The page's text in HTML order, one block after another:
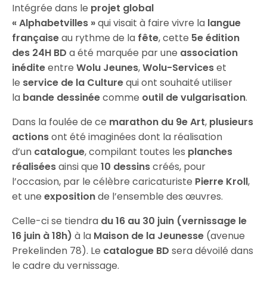
Intégrée dans le projet global
« Alphabetvilles »qui visait à faire vivre la langue
françaiseau rythme de la fête, cette 5e édition
des 24H BD a été marquée par une association
inéditeentreWolu Jeunes,Wolu-Serviceset
le service de la Culturequi ont souhaité utiliser
la bande dessinéecomme outil de vulgarisation.
Dans la foulée de ce marathon du 9e Art, plusieurs
actionsont été imaginées dont la réalisation
d’un catalogue, compilant toutes les planches
réaliséesainsi que10 dessinscréés, pour
l’occasion, par le célèbre caricaturiste Pierre Kroll,
et uneexpositionde l’ensemble des œuvres.
Celle-ci se tiendra du 16 au 30 juin (vernissage le
16 juin à 18h) à la Maison de la Jeunesse (avenue
Prekelinden 78). Le catalogue BD sera dévoilé dans
le cadre du vernissage.